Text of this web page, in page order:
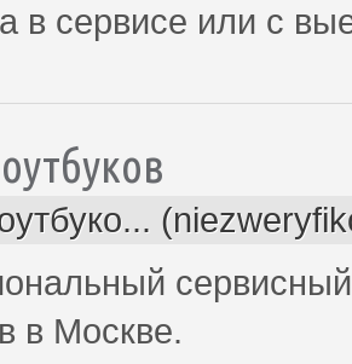
в сервисе или с
в Москве.